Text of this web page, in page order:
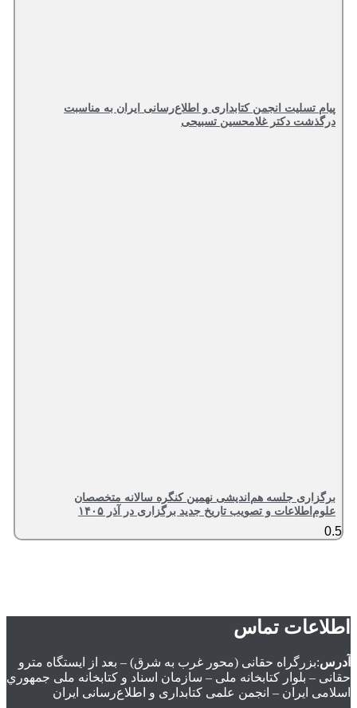
پیام تسلیت انجمن کتابداری و اطلاع‌رسانی ایران به مناسبت
درگذشت دکتر غلامحسین تسبیحی
برگزاری جلسه هم‌اندیشی نهمین کنگره سالانه متخصصان
علوم‌اطلاعات و تصویب تاریخ جدید برگزاری در آذر ۱۴۰۵
اطلاعات تماس
آدرس:بزرگراه حقانی (محور غرب به شرق) – بعد از ايستگاه مترو
حقانی – بلوار كتابخانه ملی – سازمان اسناد و كتابخانه ملی جمهوري
اسلامی ايران – انجمن علمی کتابداری و اطلاع‌رسانی ایران